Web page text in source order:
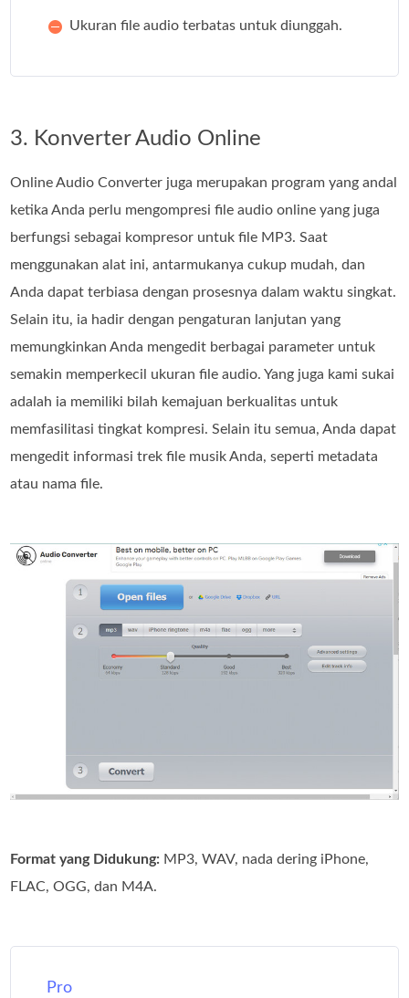
Ukuran file audio terbatas untuk diunggah.
3. Konverter Audio Online
Online Audio Converter juga merupakan program yang andal
ketika Anda perlu mengompresi file audio online yang juga
berfungsi sebagai kompresor untuk file MP3. Saat
menggunakan alat ini, antarmukanya cukup mudah, dan
Anda dapat terbiasa dengan prosesnya dalam waktu singkat.
Selain itu, ia hadir dengan pengaturan lanjutan yang
memungkinkan Anda mengedit berbagai parameter untuk
semakin memperkecil ukuran file audio. Yang juga kami sukai
adalah ia memiliki bilah kemajuan berkualitas untuk
memfasilitasi tingkat kompresi. Selain itu semua, Anda dapat
mengedit informasi trek file musik Anda, seperti metadata
atau nama file.
Format yang Didukung: MP3, WAV, nada dering iPhone,
FLAC, OGG, dan M4A.
Pro